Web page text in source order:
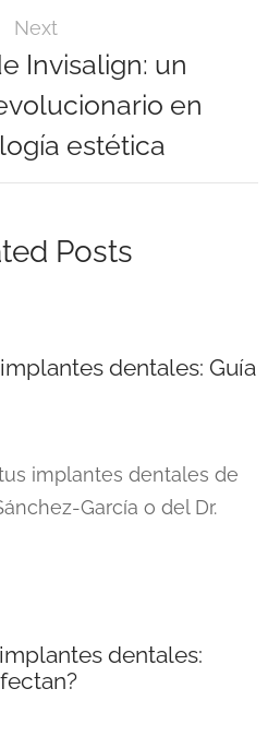
Next
Invisalign: un
en
estética
Posts
dentales: Guía
implantes dentales de
García o del Dr.
dentales: